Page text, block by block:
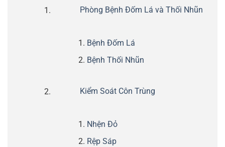
Phòng Bệnh Đốm Lá và Thối Nhũn
Bệnh Đốm Lá
Bệnh Thối Nhũn
Kiểm Soát Côn Trùng
Nhện Đỏ
Rệp Sáp